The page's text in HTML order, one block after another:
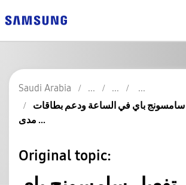
Saudi Arabia
سامسونج باي في الساعة ودعم بطاقات
مدى ...
Original topic: